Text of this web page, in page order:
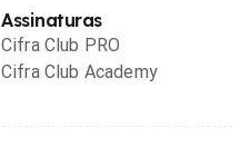
Assinaturas
Cifra Club PRO
Cifra Club Academy